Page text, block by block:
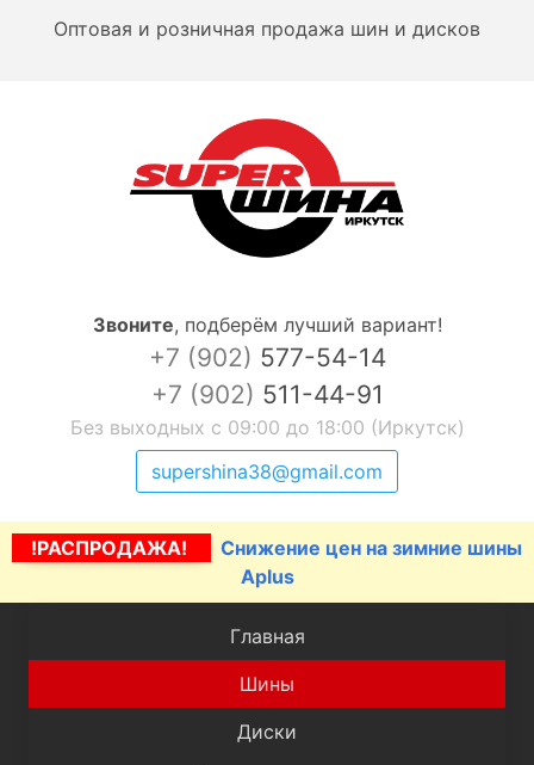
Оптовая и розничная продажа шин и дисков
Звоните, подберём лучший вариант!
+7 (902) 577-54-14
+7 (902) 511-44-91
Без выходных с 09:00 до 18:00 (Иркутск)
supershina38@gmail.com
!РАСПРОДАЖА!
Снижение цен на зимние шины
Aplus
Главная
Шины
Диски